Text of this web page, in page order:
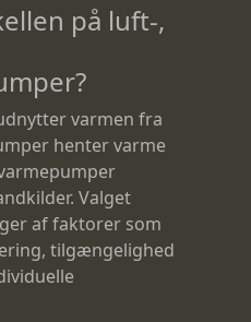
på luft-,
varmen fra
henter varme
Valget
af faktorer som
tilgængelighed